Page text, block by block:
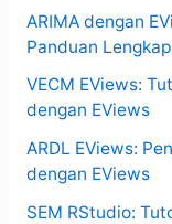
ARIMA dengan
Panduan Lengkap
VECM EViews:
dengan EViews
ARDL EViews:
dengan EViews
SEM RStudio: